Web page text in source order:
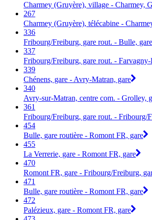
Charmey (Gruyère), village - Charmey,
267
Charmey (Gruyère), télécabine -
336
Fribourg/Freiburg, gare rout. - Bulle,
337
Fribourg/Freiburg, gare rout. -
339
Chénens, gare - Avry-Matran, gare
340
Avry-sur-Matran, centre com. - Grolley,
361
Fribourg/Freiburg, gare rout. - Fribourg/
454
Bulle, gare routière - Romont FR, gare
455
La Verrerie, gare - Romont FR, gare
470
Romont FR, gare - Fribourg/Freiburg,
471
Bulle, gare routière - Romont FR, gare
472
Palézieux, gare - Romont FR, gare